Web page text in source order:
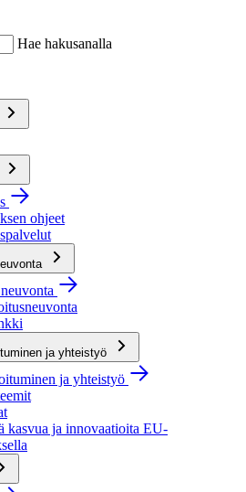
Hae hakusanalla
ohjeet
ja yhteistyö
ja yhteistyö
kasvua ja innovaatioita EU-